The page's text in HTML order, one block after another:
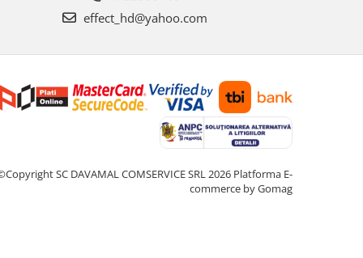
effect_hd@yahoo.com
SC DAVAMAL COMSERVICE SRL 2026 Platforma E-
commerce by Gomag